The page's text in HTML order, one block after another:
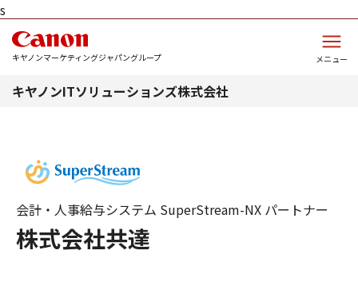
s
キヤノンマーケティングジャパングループ メニュー
キヤノンITソリューションズ株式会社
株式会社共達
会計・人事給与システム SuperStream-NX パートナー